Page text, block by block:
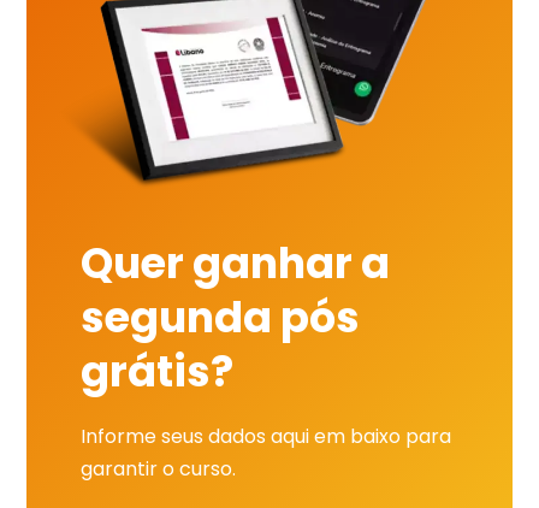
Quer ganhar a
segunda pós
grátis?
Informe seus dados aqui em baixo para
garantir o curso.